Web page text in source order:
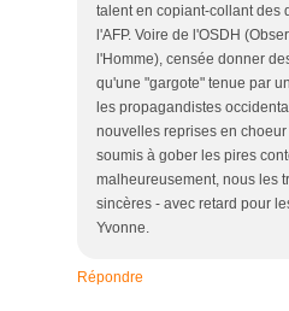
talent en copiant-collant des
l'AFP. Voire de l'OSDH
l'Homme), censée donner
qu'une "gargote" tenue par
les propagandistes
nouvelles reprises en
soumis à gober les pires
malheureusement, nous les
sincères - avec retard pour
Yvonne.
Répondre